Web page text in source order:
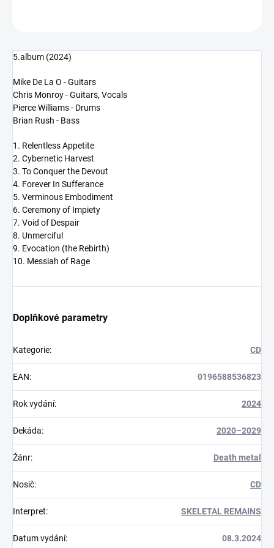
5.album (2024)
Mike De La O - Guitars
Chris Monroy - Guitars, Vocals
Pierce Williams - Drums
Brian Rush - Bass
1. Relentless Appetite
2. Cybernetic Harvest
3. To Conquer the Devout
4. Forever In Sufferance
5. Verminous Embodiment
6. Ceremony of Impiety
7. Void of Despair
8. Unmerciful
9. Evocation (the Rebirth)
10. Messiah of Rage
Doplňkové parametry
Kategorie: CD
EAN: 0196588536823
Rok vydání: 2024
Dekáda: 2020–2029
Žánr: Death metal
Nosič: CD
Interpret: SKELETAL REMAINS
Datum vydání: 08.3.2024